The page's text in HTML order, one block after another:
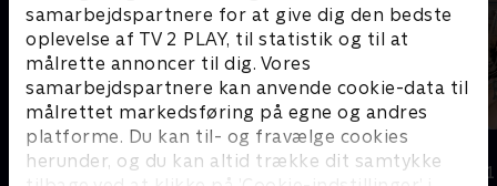
samarbejdspartnere for at give dig den bedste
oplevelse af TV 2 PLAY, til statistik og til at
målrette annoncer til dig. Vores
samarbejdspartnere kan anvende cookie-data til
målrettet markedsføring på egne og andres
platforme. Du kan til- og fravælge cookies
herunder, og du kan altid trække dit samtykke
Ja, jeg er dværg!
Dokumentar • 2 sæsoner
Mit lille liv
Dokumentar •